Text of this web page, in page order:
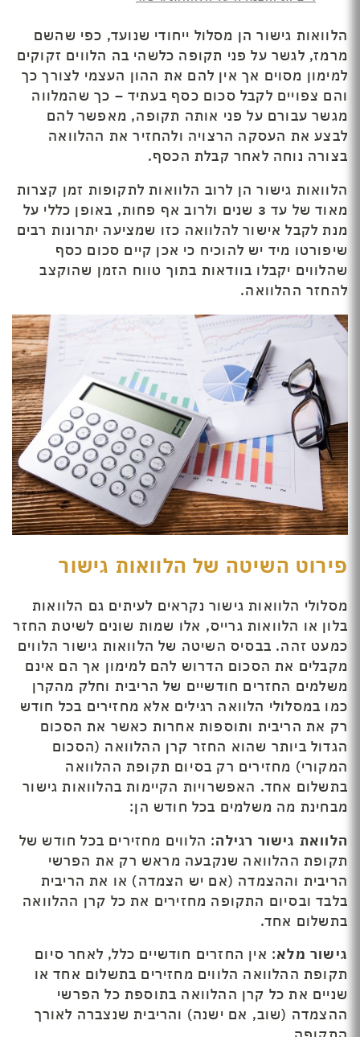
הלוואות גישור הן מסלול ייחודי שנועד, כפי שהשם
מרמז, לגשר על פני תקופה כלשהי בה הלווים זקוקים
למימון מסוים אך אין להם את ההון העצמי לצורך כך
והם צפויים לקבל סכום כסף בעתיד – כך שהמלווה
מגשר עבורם על פני אותה תקופה, מאפשר להם
לבצע את העסקה הרצויה ולהחזיר את ההלוואה
בצורה נוחה לאחר קבלת הכסף.
הלוואות גישור הן לרוב הלוואות לתקופות זמן קצרות
מאוד של עד 3 שנים ולרוב אף פחות, באופן כללי על
מנת לקבל אישור להלוואה כזו שמציעה יתרונות רבים
שיפורטו מיד יש להוכיח כי אכן קיים סכום כסף
שהלווים יקבלו בוודאות בתוך טווח הזמן שהוקצב
להחזר ההלוואה.
פירוט השיטה של הלוואות גישור
מסלולי הלוואות גישור נקראים לעיתים גם הלוואות
בלון או הלוואות גרייס, אלו שמות שונים לשיטת החזר
כמעט זהה. בבסיס השיטה של הלוואות גישור הלווים
מקבלים את הסכום הדרוש להם למימון אך הם אינם
משלמים החזרים חודשיים של הריבית וחלק מהקרן
כמו במסלולי הלוואה רגילים אלא מחזירים בכל חודש
רק את הריבית ותוספות אחרות כאשר את הסכום
הגדול ביותר שהוא החזר קרן ההלוואה (הסכום
המקורי) מחזירים רק בסיום תקופת ההלוואה
בתשלום אחד. האפשרויות הקיימות בהלוואות גישור
מבחינת מה משלמים בכל חודש הן:
הלוואת גישור רגילה: הלווים מחזירים בכל חודש של
תקופת ההלוואה שנקבעה מראש רק את הפרשי
הריבית וההצמדה (אם יש הצמדה) או את הריבית
בלבד ובסיום התקופה מחזירים את כל קרן ההלוואה
בתשלום אחד.
גישור מלא: אין החזרים חודשיים כלל, לאחר סיום
תקופת ההלוואה הלווים מחזירים בתשלום אחד או
שניים את כל קרן ההלוואה בתוספת כל הפרשי
ההצמדה (שוב, אם ישנה) והריבית שנצברה לאורך